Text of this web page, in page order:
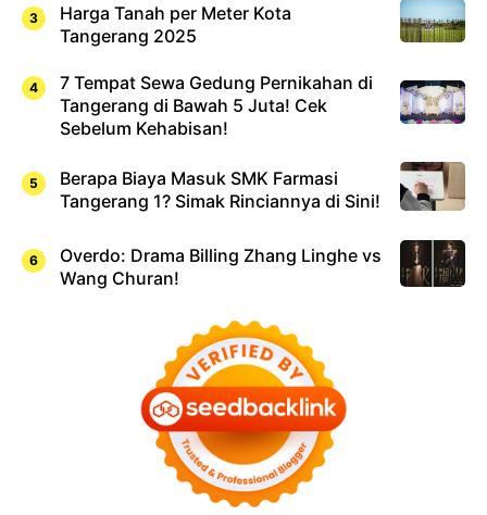
Harga Tanah per Meter Kota
Tangerang 2025
7 Tempat Sewa Gedung Pernikahan di
Tangerang di Bawah 5 Juta! Cek
Sebelum Kehabisan!
Berapa Biaya Masuk SMK Farmasi
Tangerang 1? Simak Rinciannya di Sini!
Overdo: Drama Billing Zhang Linghe vs
Wang Churan!